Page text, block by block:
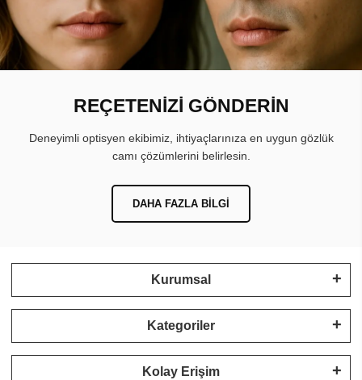
REÇETENİZİ GÖNDERİN
Deneyimli optisyen ekibimiz, ihtiyaçlarınıza en uygun gözlük
camı çözümlerini belirlesin.
DAHA FAZLA BILGI
Kurumsal
Kategoriler
Kolay Erişim